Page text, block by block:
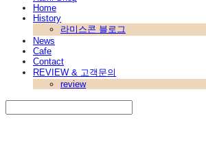
Home
History
라미스콘 블로그
News
Cafe
Contact
REVIEW & 고객문의
review